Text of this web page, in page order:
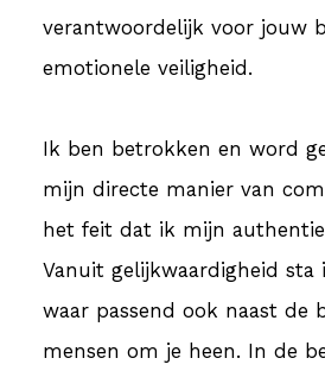
verantwoordelijk voor jouw
emotionele veiligheid.
Ik ben betrokken en word
mijn directe manier van
het feit dat ik mijn
Vanuit gelijkwaardigheid
waar passend ook naast de
mensen om je heen. In de